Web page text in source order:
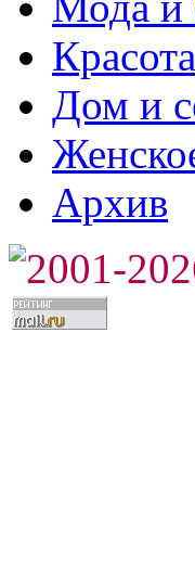
Красота
Дом и
Архив
2001-